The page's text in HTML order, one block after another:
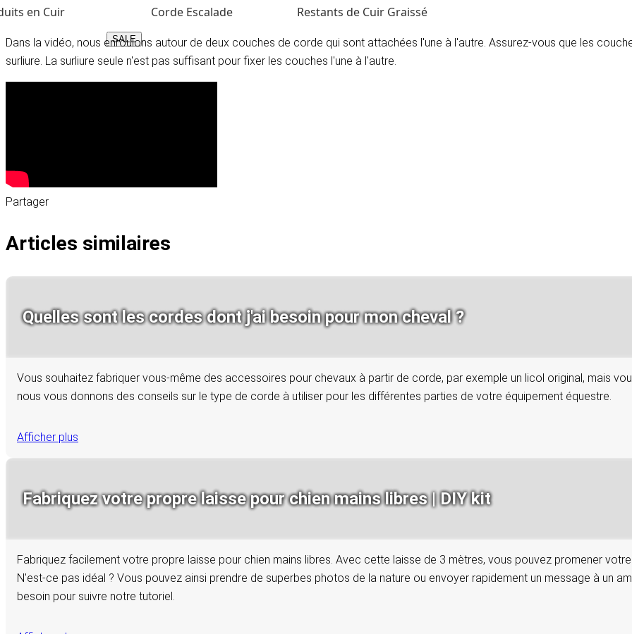
en Cuir Corde Escalade Restants de Cuir Graissé
SALE
Dans la vidéo, nous enroulons autour de deux couches de corde qui sont attachées l'une à l'autre. Assurez-vous que les
surliure. La surliure seule n'est pas suffisant pour fixer les couches l'une à l'autre.
Partager
Articles similaires
Quelles sont les cordes dont j'ai besoin pour mon cheval ?
Vous souhaitez fabriquer vous-même des accessoires pour chevaux à partir de corde, par exemple un licol original, mais
nous vous donnons des conseils sur le type de corde à utiliser pour les différentes parties de votre équipement équestre.
Afficher plus
Fabriquez votre propre laisse pour chien mains libres | DIY kit
Fabriquez facilement votre propre laisse pour chien mains libres. Avec cette laisse de 3 mètres, vous pouvez promener
N'est-ce pas idéal ? Vous pouvez ainsi prendre de superbes photos de la nature ou envoyer rapidement un message à un
besoin pour suivre notre tutoriel.